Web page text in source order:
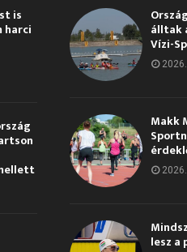
is
harci álltak
Vízi-
Makk
lesz a